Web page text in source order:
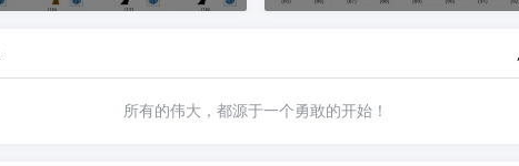
所有的伟大，都源于一个勇敢的开始！